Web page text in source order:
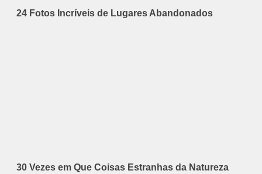
24 Fotos Incríveis de Lugares Abandonados
30 Vezes em Que Coisas Estranhas da Natureza